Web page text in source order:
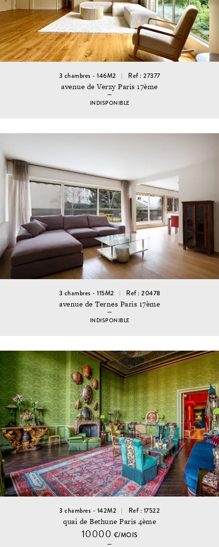
3 chambres - 146M2 Ref : 27377
avenue de Verzy Paris 17ème
INDISPONIBLE
3 chambres - 115M2 Ref : 20478
avenue de Ternes Paris 17ème
INDISPONIBLE
3 chambres - 142M2 Ref : 17522
quai de Bethune Paris 4ème
10000 €/MOIS